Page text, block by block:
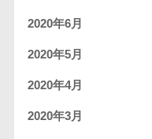
2020年6月
2020年5月
2020年4月
2020年3月